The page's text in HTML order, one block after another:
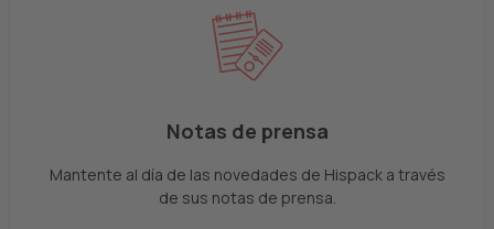
Notas de prensa
Mantente al día de las novedades de Hispack a través
de sus notas de prensa.